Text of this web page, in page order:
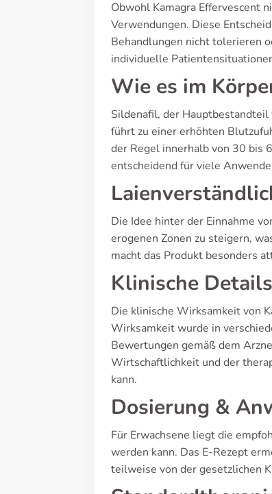
Obwohl Kamagra Effervescent
Verwendungen. Diese
Behandlungen nicht tolerieren
individuelle
Wie es im
Sildenafil, der
führt zu einer erhöhten
der Regel innerhalb von 30 bis
entscheidend für viele
Die Idee hinter der Einnahme
erogenen Zonen zu steigern,
macht das Produkt besonders
Klinische
Die klinische Wirksamkeit von
Wirksamkeit wurde in
Bewertungen gemäß dem
Wirtschaftlichkeit und der
kann.
Dosierung &
Für Erwachsene liegt die
werden kann. Das E-Rezept
teilweise von der gesetzlichen